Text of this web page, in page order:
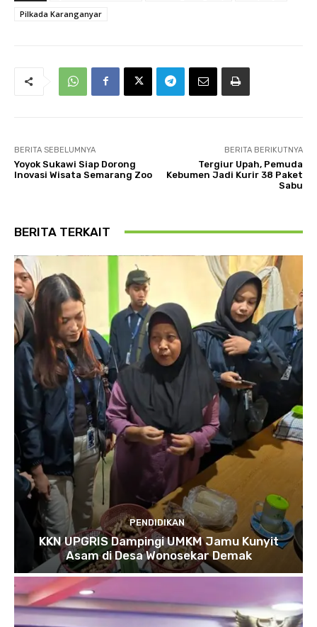
Pilkada Karanganyar
BERITA SEBELUMNYA
Yoyok Sukawi Siap Dorong
Inovasi Wisata Semarang Zoo
BERITA BERIKUTNYA
Tergiur Upah, Pemuda
Kebumen Jadi Kurir 38 Paket
Sabu
BERITA TERKAIT
PENDIDIKAN
KKN UPGRIS Dampingi UMKM Jamu Kunyit
Asam di Desa Wonosekar Demak